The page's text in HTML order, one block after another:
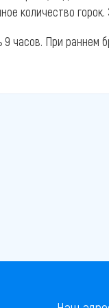
количество
часов. При раннем